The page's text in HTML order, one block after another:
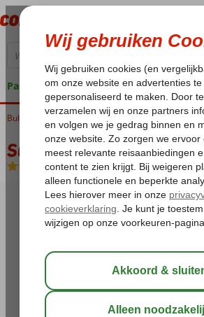
Pakketgarantie
Home
Bulgarije Zwarte Zee Sunny Beach Sunny Beauty
Sunny Beauty
Logies-Appartement